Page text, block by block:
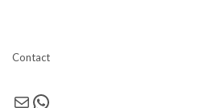
Contact
E-mailWhatsApp